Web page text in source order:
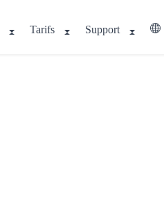
Tarifs Support